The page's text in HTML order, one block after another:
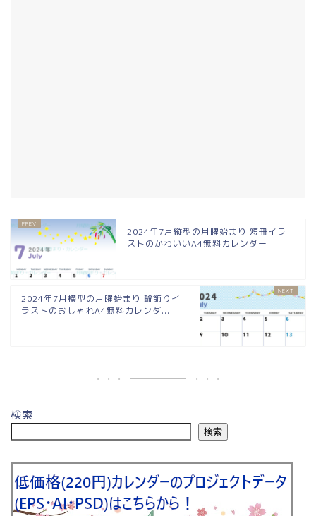
2024年7月縦型の月曜始まり 短冊イラ
ストのかわいいA4無料カレンダー
2024年7月横型の月曜始まり 輪飾りイ
ラストのおしゃれA4無料カレンダ...
検索
検索